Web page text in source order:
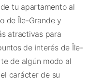
tu apartamento al
de Île-Grande y
atractivas para
de interés de Île-
de algún modo al
carácter de su